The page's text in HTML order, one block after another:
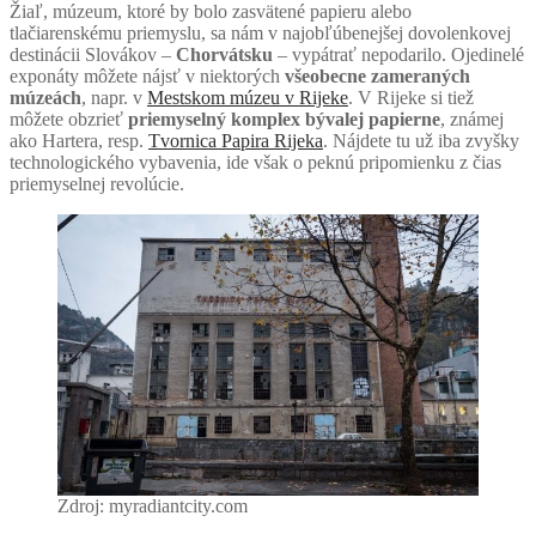
Žiaľ, múzeum, ktoré by bolo zasvätené papieru alebo
tlačiarenskému priemyslu, sa nám v najobľúbenejšej dovolenkovej
destinácii Slovákov – Chorvátsku – vypátrať nepodarilo. Ojedinelé
exponáty môžete nájsť v niektorých všeobecne zameraných
múzeách, napr. v Mestskom múzeu v Rijeke. V Rijeke si tiež
môžete obzrieť priemyselný komplex bývalej papierne, známej
ako Hartera, resp. Tvornica Papira Rijeka. Nájdete tu už iba zvyšky
technologického vybavenia, ide však o peknú pripomienku z čias
priemyselnej revolúcie.
Zdroj: myradiantcity.com